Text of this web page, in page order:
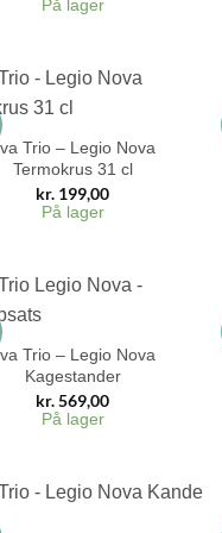
På lager
Trio – Legio Nova
Termokrus 31 cl
kr. 199,00
På lager
Trio – Legio Nova
Kagestander
kr.569,00
På lager